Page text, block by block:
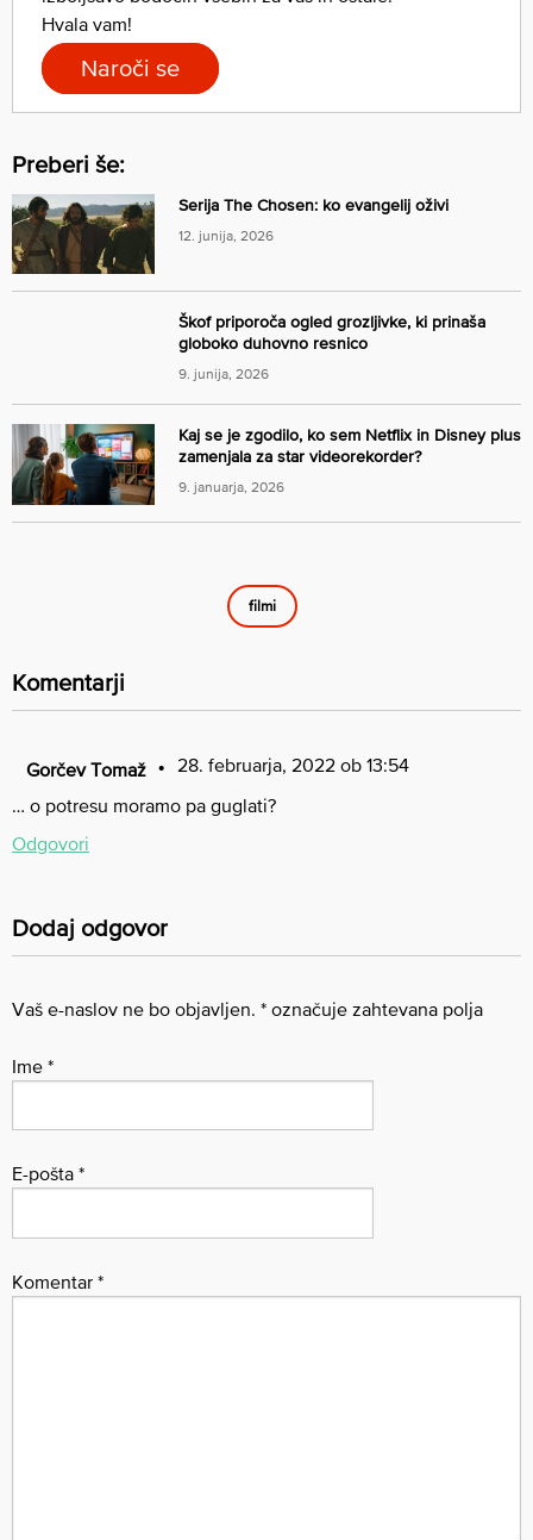
Hvala vam!
Naroči se
Preberi še:
Serija The Chosen: ko evangelij oživi
12. junija, 2026
Škof priporoča ogled grozljivke, ki prinaša
globoko duhovno resnico
9. junija, 2026
Kaj se je zgodilo, ko sem Netflix in Disney plus
zamenjala za star videorekorder?
9. januarja, 2026
filmi
Komentarji
Gorčev Tomaž
28. februarja, 2022 ob 13:54
… o potresu moramo pa guglati?
Odgovori
Dodaj odgovor
Vaš e-naslov ne bo objavljen. * označuje zahtevana polja
Ime *
E-pošta *
Komentar *